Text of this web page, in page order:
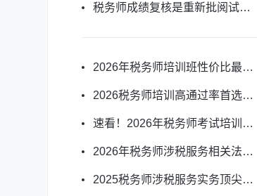
税务师成绩复核是重新批阅试卷吗？答案来了
2026年税务师培训班性价比最高选斯尔教育
2026税务师培训高通过率首选：斯尔教育权威指南
速看！2026年税务师考试培训机构推荐
2026年税务师涉税服务相关法律哪位老师讲课好？
2025税务师涉税服务实务顶尖讲师推荐指南